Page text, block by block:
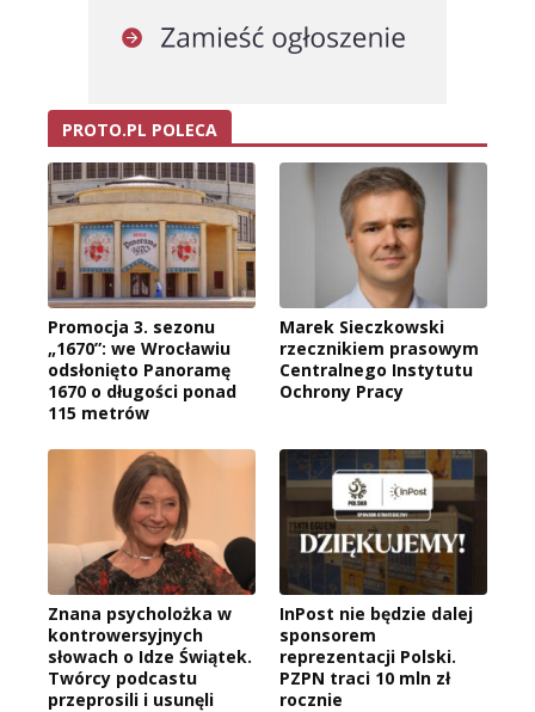
PROTO.PL POLECA
Promocja 3. sezonu
„1670”: we Wrocławiu
odsłonięto Panoramę
1670 o długości ponad
115 metrów
Marek Sieczkowski
rzecznikiem prasowym
Centralnego Instytutu
Ochrony Pracy
Znana psycholożka w
kontrowersyjnych
słowach o Idze Świątek.
Twórcy podcastu
przeprosili i usunęli
InPost nie będzie dalej
sponsorem
reprezentacji Polski.
PZPN traci 10 mln zł
rocznie